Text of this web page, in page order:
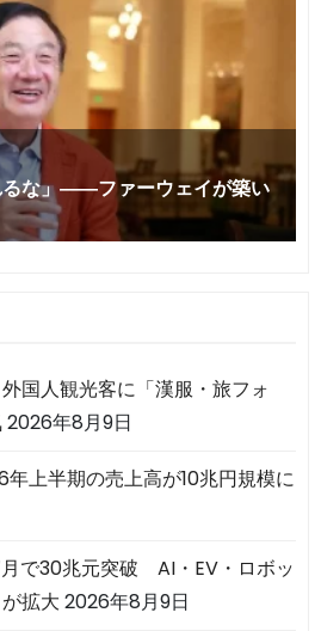
国人観光客に「漢服・旅フォ
2026年8月9日
上半期の売上高が10兆円規模に
で30兆元突破 AI・EV・ロボッ
拡大 2026年8月9日